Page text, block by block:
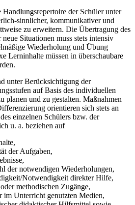
Handlungsrepertoire der Schüler unter
sinnlicher, kommunikativer und
zu erweitern. Die Übertragung des
Situationen muss stets intensiv
Wiederholung und Übung
Lerninhalte müssen in überschaubare
unter Berücksichtigung der
auf Basis des individuellen
planen und zu gestalten. Maßnahmen
orientieren sich stets an
einzelnen Schülers bzw. der
u. a. beziehen auf
der Aufgaben,
der notwendigen Wiederholungen,
Notwendigkeit direkter Hilfe,
methodischen Zugänge,
im Unterricht genutzten Medien,